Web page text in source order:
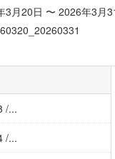
3月20日 〜 2026年3月
/...
/...